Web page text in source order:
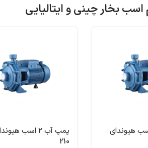
بخار چینی و ایتالیایی
آب 1.5 اسب هیوندای
210